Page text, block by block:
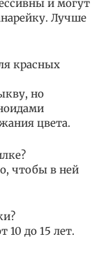
и могут
Лучше
красных
но
цвета.
чтобы в ней
10 до 15 лет.